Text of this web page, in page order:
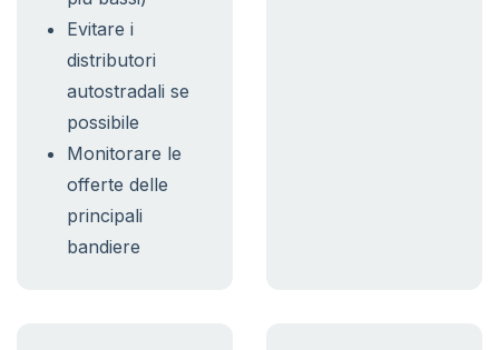
Evitare i
distributori
autostradali se
possibile
Monitorare le
offerte delle
principali
bandiere